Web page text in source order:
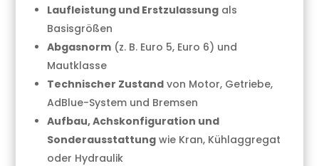
Laufleistung und Erstzulassung als
Basisgrößen
Abgasnorm (z. B. Euro 5, Euro 6) und
Mautklasse
Technischer Zustand von Motor, Getriebe,
AdBlue-System und Bremsen
Aufbau, Achskonfiguration und
Sonderausstattung wie Kran, Kühlaggregat
oder Hydraulik